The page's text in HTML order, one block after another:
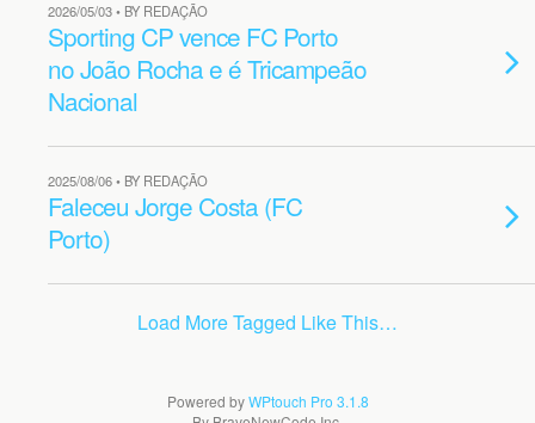
2026/05/03 • BY REDAÇÃO
Sporting CP vence FC Porto
no João Rocha e é Tricampeão
Nacional
2025/08/06 • BY REDAÇÃO
Faleceu Jorge Costa (FC
Porto)
Load More Tagged Like This…
Powered byWPtouch Pro 3.1.8